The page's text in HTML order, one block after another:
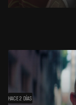
HACE 2 DÍAS